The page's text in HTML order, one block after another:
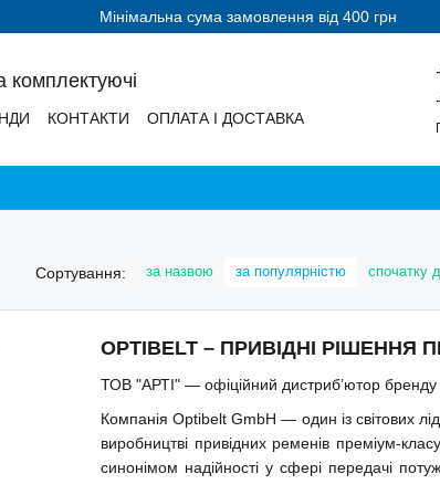
Мінімальна сума замовлення від 400 грн
комплектуючі
КОНТАКТИ
ОПЛАТА І ДОСТАВКА
Сортування: за назвою за популярністю спочатку
OPTIBELT – ПРИВІДНІ
ТОВ "АРТІ" — офіційний дистриб’ютор бренду
Компанія Optibelt GmbH — один із світових
виробництві привідних ременів преміум-
синонімом надійності у сфері передачі